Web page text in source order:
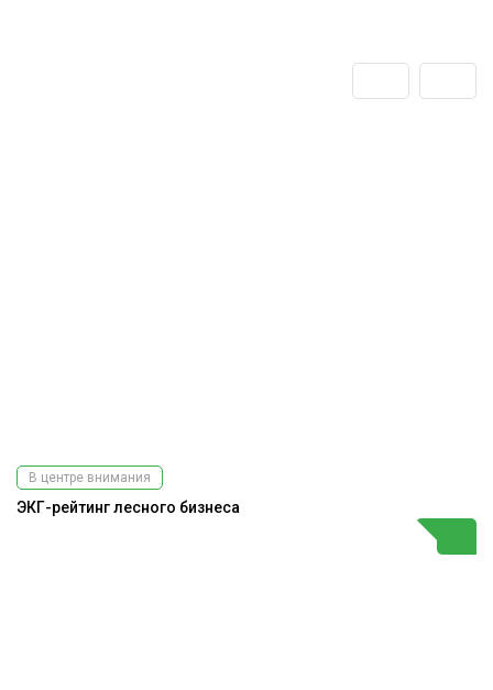
В центре внимания
ЭКГ-рейтинг лесного бизнеса